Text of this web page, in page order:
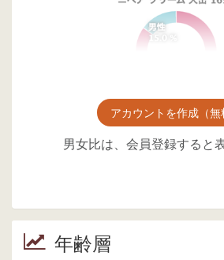
アカウントを作成（無
男女比は、会員登録すると
年齢層